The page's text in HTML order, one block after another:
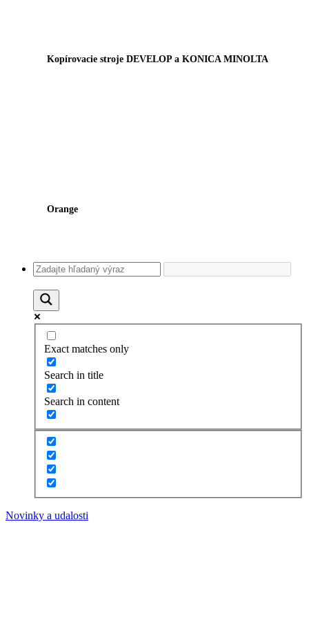
Kopírovacie stroje DEVELOP a KONICA MINOLTA
Orange
Exact matches only
Search in title
Search in content
Novinky a udalosti